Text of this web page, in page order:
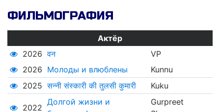
ФИЛЬМОГРАФИЯ
Актёр
2026 वन
VP
2026 Молоды и влюблены
Kunnu
2025 सन्नी संस्कारी की तुलसी कुमारी Kuku
2022
Долгой жизни и
Gurpreet